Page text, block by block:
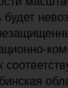
будет